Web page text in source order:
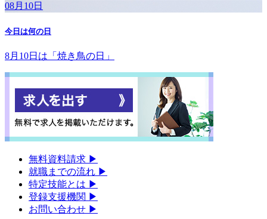
08月10日
今日は何の日
8月10日は「焼き鳥の日」
無料資料請求 ▶︎
就職までの流れ ▶︎
特定技能とは ▶︎
登録支援機関 ▶︎
お問い合わせ ▶︎